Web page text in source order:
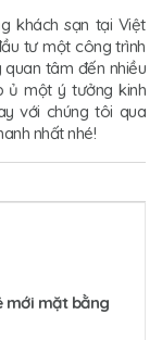
khách sạn tại Việt
tư một công trình
tâm đến nhiều
ủ một ý tưởng kinh
với chúng tôi qua
nhất nhé!
mới mặt bằng